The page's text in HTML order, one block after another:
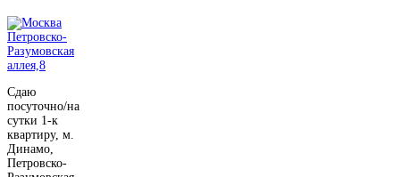
Сдаю
посуточно/на
сутки 1-к
квартиру, м.
Динамо,
Петровско-